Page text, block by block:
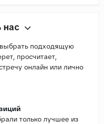
нас
подходящую
просчитает,
онлайн или лично
только лучшее из